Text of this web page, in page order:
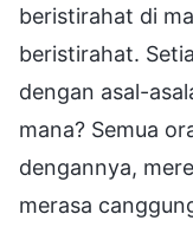
beristirahat di
beristirahat.
dengan asal-
mana? Semua
dengannya,
merasa